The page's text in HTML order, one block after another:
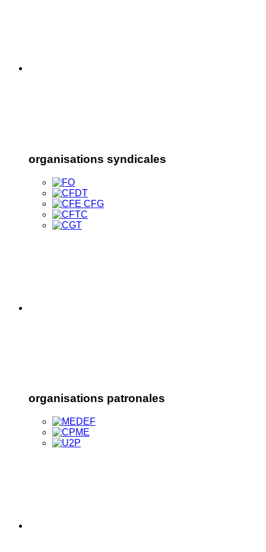
organisations syndicales
organisations patronales